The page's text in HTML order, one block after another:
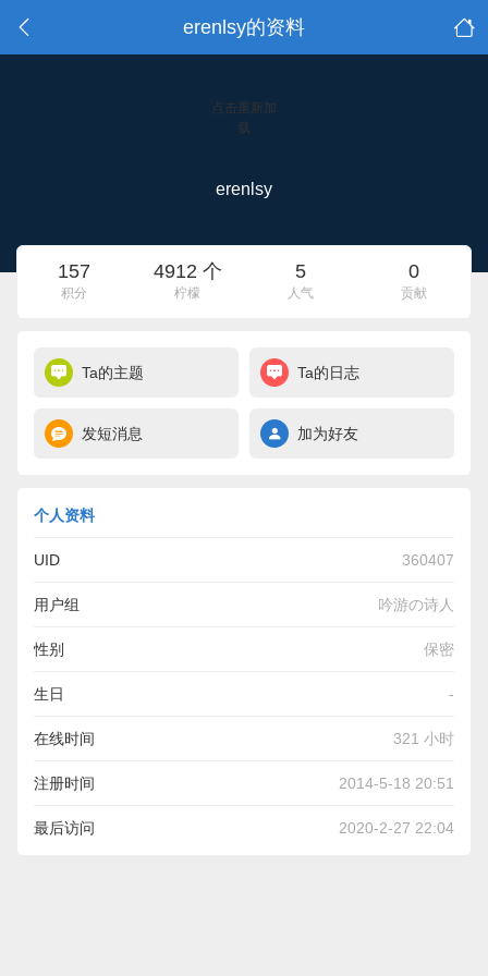
erenlsy的资料
点击重新加
载
erenlsy
157
积分
4912 个
柠檬
5
人气
0
贡献
Ta的主题 Ta的日志
发短消息 加为好友
个人资料
UID 360407
用户组 吟游の诗人
性别 保密
生日 -
在线时间 321 小时
注册时间 2014-5-18 20:51
最后访问 2020-2-27 22:04